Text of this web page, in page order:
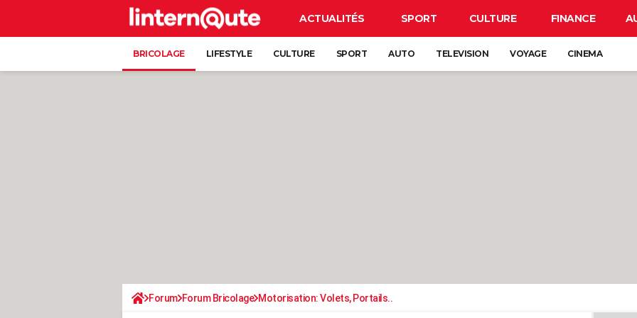
ACTUALITÉS SPORT CULTURE FINANCE
BRICOLAGE LIFESTYLE CULTURE SPORT AUTO TELEVISION VOYAGE CINEMA
Forum Forum Bricolage Motorisation: Volets, Portails..